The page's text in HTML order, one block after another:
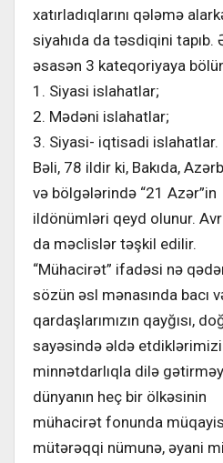
xatırladıqlarını qələmə
siyahıda da təsdiqini
əsasən 3 kateqoriyaya
1. Siyasi islahatlar;
2. Mədəni islahatlar;
3. Siyasi- iqtisadi islahatlar.
Bəli, 78 ildir ki, Bakıda,
və bölgələrində “21 Azər”in
ildönümləri qeyd olunur.
da məclislər təşkil edilir.
“Mühacirət” ifadəsi nə
sözün əsl mənasında bacı
qardaşlarımızın qayğısı,
sayəsində əldə etdiklərimizi
minnətdarlıqla dilə
dünyanın heç bir ölkəsinin
mühacirət fonunda
mütərəqqi nümunə, əyani